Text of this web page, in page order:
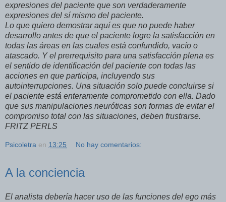
expresiones del paciente que son verdaderamente
expresiones del sí mismo del paciente.
Lo que quiero demostrar aquí es que no puede haber
desarrollo antes de que el paciente logre la satisfacción en
todas las áreas en las cuales está confundido, vacío o
atascado. Y el prerrequisito para una satisfacción plena es
el sentido de identificación del paciente con todas las
acciones en que participa, incluyendo sus
autointerrupciones. Una situación solo puede concluirse si
el paciente está enteramente comprometido con ella. Dado
que sus manipulaciones neuróticas son formas de evitar el
compromiso total con las situaciones, deben frustrarse.
FRITZ PERLS
Psicoletra en 13:25 No hay comentarios:
A la conciencia
El analista debería hacer uso de las funciones del ego más